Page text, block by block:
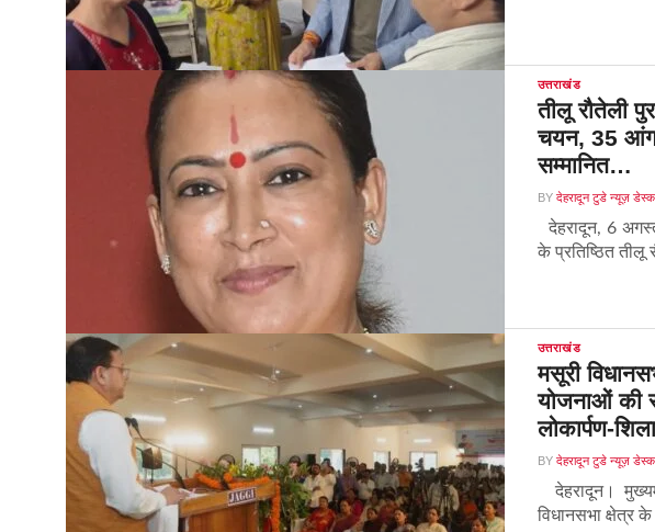
उत्तराखंड
तीलू रौतेली
चयन, 35
सम्मानित…
BY देहरादून टुडे न्यूज़ डेस्क
देहरादून, 6
के प्रतिष्ठित तीलू
उत्तराखंड
मसूरी
योजनाओं की
लोकार्पण-
BY देहरादून टुडे न्यूज़ डेस्क
देहरादून।
विधानसभा क्षेत्र